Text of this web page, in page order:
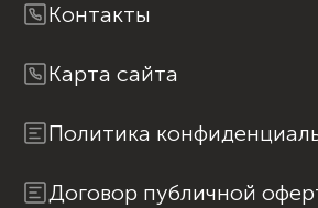
Контакты
Карта сайта
Политика
Договор публичной